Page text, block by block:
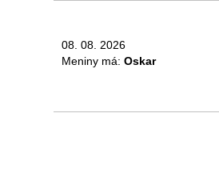
08. 08. 2026
Meniny má: Oskar